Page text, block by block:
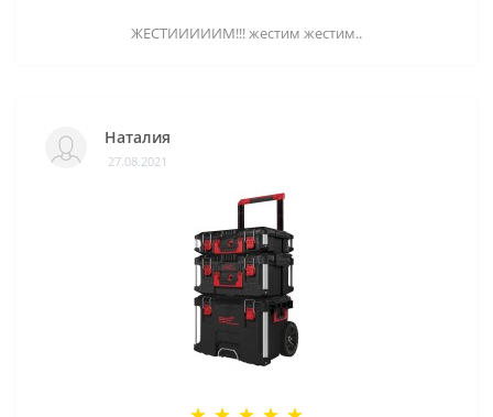
ЖЕСТИИИИИМ!!! жестим жестим..
Наталия
27.08.2021